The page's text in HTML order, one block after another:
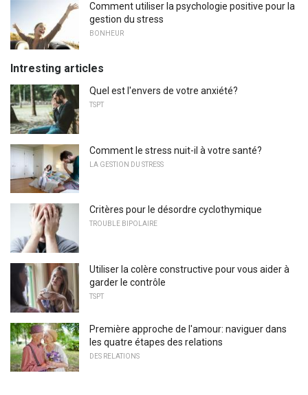
Comment utiliser la psychologie positive pour la
gestion du stress
BONHEUR
Intresting articles
Quel est l'envers de votre anxiété?
TSPT
Comment le stress nuit-il à votre santé?
LA GESTION DU STRESS
Critères pour le désordre cyclothymique
TROUBLE BIPOLAIRE
Utiliser la colère constructive pour vous aider à
garder le contrôle
TSPT
Première approche de l'amour: naviguer dans
les quatre étapes des relations
DES RELATIONS